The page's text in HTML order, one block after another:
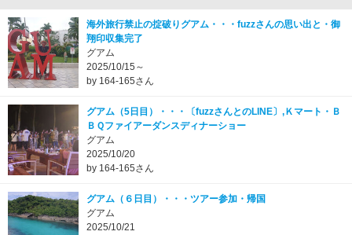
海外旅行禁止の掟破りグアム・・・fuzzさんの思い出と・御
翔印収集完了
グアム
2025/10/15～
by 164-165さん
グアム（5日目）・・・〔fuzzさんとのLINE〕,Ｋマート・Ｂ
ＢＱファイアーダンスディナーショー
グアム
2025/10/20
by 164-165さん
グアム（６日目）・・・ツアー参加・帰国
グアム
2025/10/21